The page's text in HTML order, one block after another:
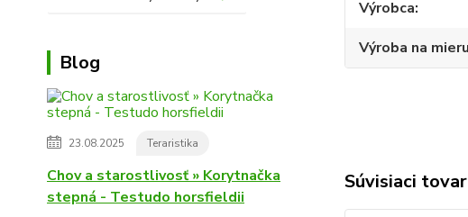
Blog
23.08.2025 Teraristika
Chov a starostlivosť » Korytnačka
stepná - Testudo horsfieldii
Výrobca
Výroba na mieru
Súvisiaci tovar